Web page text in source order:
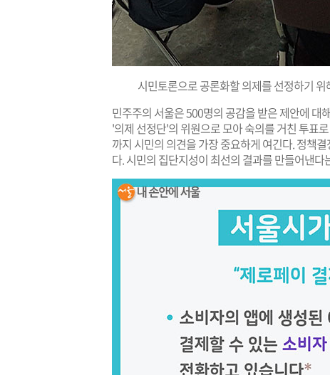
시민토론으로 공론화할 의제를 선정하기
민주주의 서울은 500명의 공감을 받은 제안에 대
'의제 선정단'의 위원으로 모아 숙의를 거친 투표
까지 시민의 의견을 가장 중요하게 여긴다. 정책
다. 시민의 집단지성이 최선의 결과를 만들어낸